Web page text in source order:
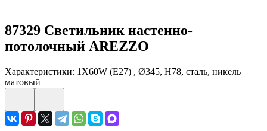
87329 Светильник настенно-
потолочный AREZZO
Характеристики: 1X60W (E27) , Ø345, H78, сталь, никель
матовый